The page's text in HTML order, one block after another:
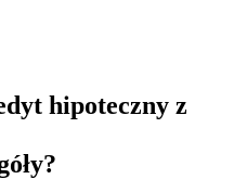
hipoteczny z